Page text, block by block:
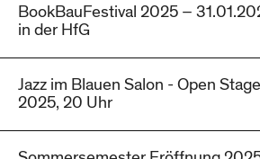
BookBauFestival 2025 –
in der HfG
Jazz im Blauen Salon - Open
2025, 20 Uhr